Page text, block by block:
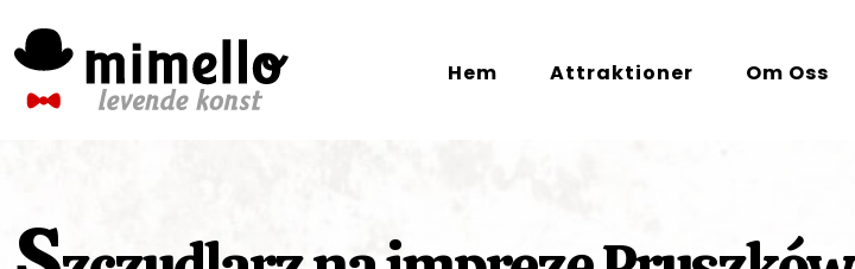
to
content
Hem Attraktioner Om Oss